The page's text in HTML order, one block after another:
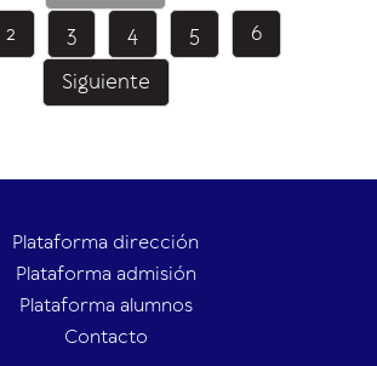
2 3 4 5
6
Siguiente
Plataforma dirección
Plataforma admisión
Plataforma alumnos
Contacto